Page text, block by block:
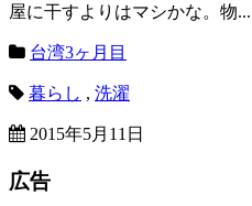
屋に干すよりはマシかな。物...
台湾3ヶ月目
暮らし , 洗濯
2015年5月11日
広告